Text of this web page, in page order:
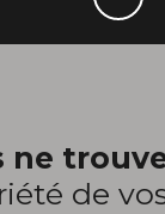
ne
de